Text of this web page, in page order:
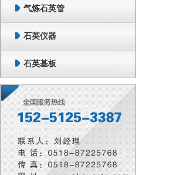
气炼石英管
石英仪器
石英基板